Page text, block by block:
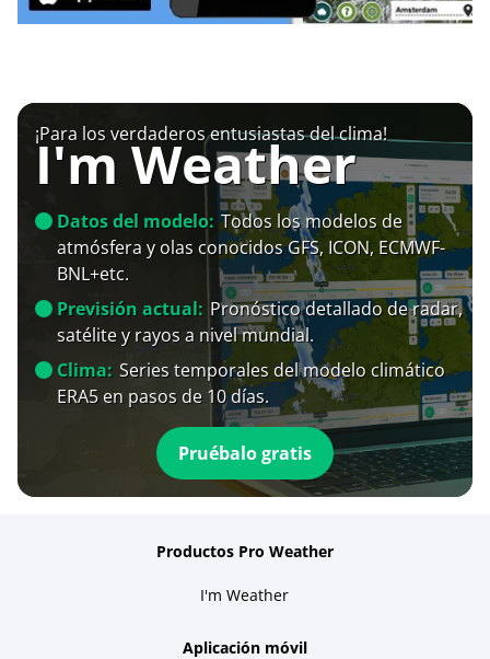
¡Para los verdaderos entusiastas del clima!
I'm Weather
Datos del modelo: Todos los modelos de
atmósfera y olas conocidos GFS, ICON, ECMWF-
BNL+etc.
Previsión actual: Pronóstico detallado de radar,
satélite y rayos a nivel mundial.
Clima: Series temporales del modelo climático
ERA5 en pasos de 10 días.
Pruébalo gratis
Productos Pro Weather
I'm Weather
Aplicación móvil